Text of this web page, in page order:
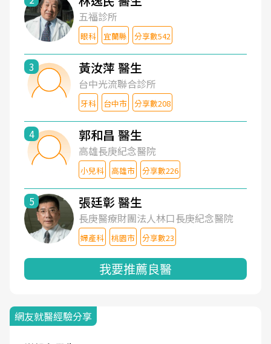
五福診所
眼科 宜蘭縣 分享數542
3 黃汝萍 醫生
台中光流聯合診所
牙科 台中市 分享數208
4 郭和昌 醫生
高雄長庚紀念醫院
小兒科 高雄市 分享數226
5 張廷彰 醫生
長庚醫療財團法人林口長庚紀念醫院
婦產科 桃園市 分享數23
我要推薦良醫
網友就醫經驗分享